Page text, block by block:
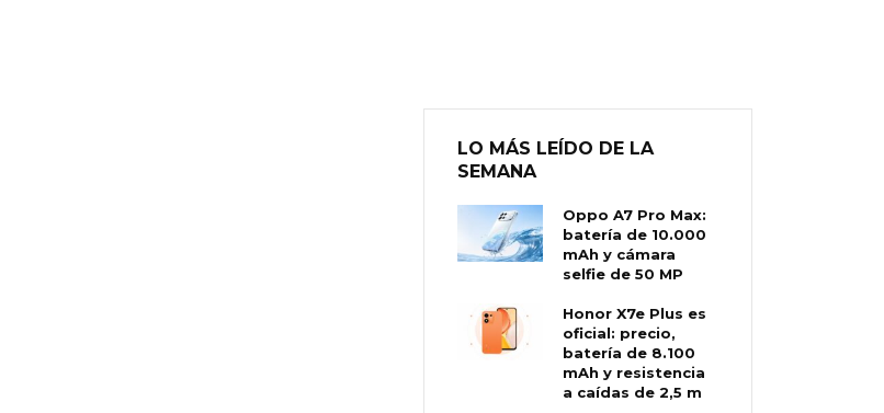
LO MÁS LEÍDO DE LA
SEMANA
Oppo A7 Pro Max:
batería de 10.000
mAh y cámara
selfie de 50 MP
Honor X7e Plus es
oficial: precio,
batería de 8.100
mAh y resistencia
a caídas de 2,5 m